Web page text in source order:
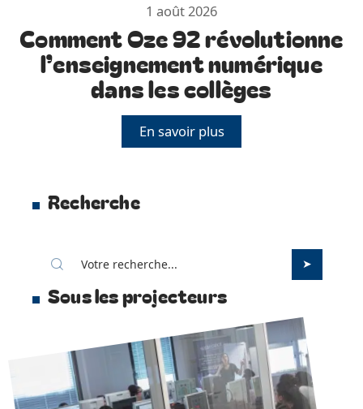
1 août 2026
Comment Oze 92 révolutionne
l’enseignement numérique
dans les collèges
En savoir plus
Recherche
Sous les projecteurs